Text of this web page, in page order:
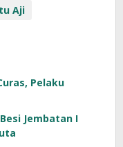
Aji
Pelaku
Jembatan I